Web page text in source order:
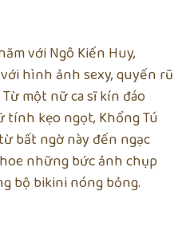
với Ngô Kiến Huy,
hình ảnh sexy, quyến rũ
một nữ ca sĩ kín đáo
tính kẹo ngọt, Khổng Tú
bất ngờ này đến ngạc
những bức ảnh chụp
bộ bikini nóng bỏng.